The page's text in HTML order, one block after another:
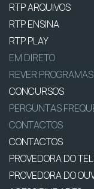
RTP ARQUIVOS
RTP ENSINA
RTP PLAY
EM DIRETO
REVER PROGRAMAS
CONCURSOS
PERGUNTAS
CONTACTOS
CONTACTOS
PROVEDORA DO
PROVEDORA DO